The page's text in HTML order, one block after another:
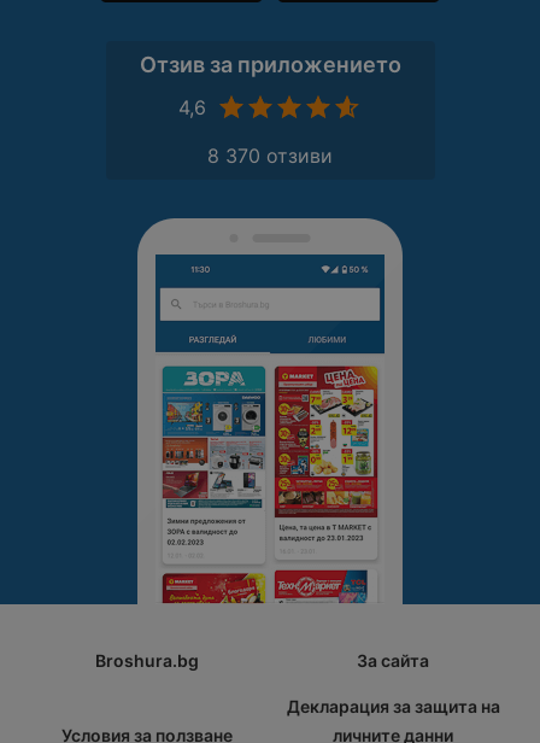
Отзив за приложението
4,6
8 370 отзиви
Broshura.bg За сайта
Условия за ползване
Декларация за защита на
личните данни